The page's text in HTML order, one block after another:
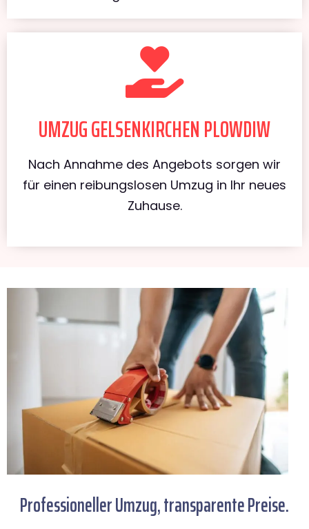
UMZUG GELSENKIRCHEN PLOWDIW
Nach Annahme des Angebots sorgen wir
für einen reibungslosen Umzug in Ihr neues
Zuhause.
Professioneller Umzug, transparente Preise.